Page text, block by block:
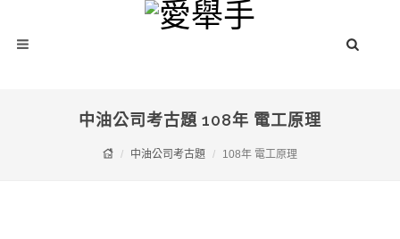
中油公司考古題 108年 電工原理
中油公司考古題 108年 電工原理